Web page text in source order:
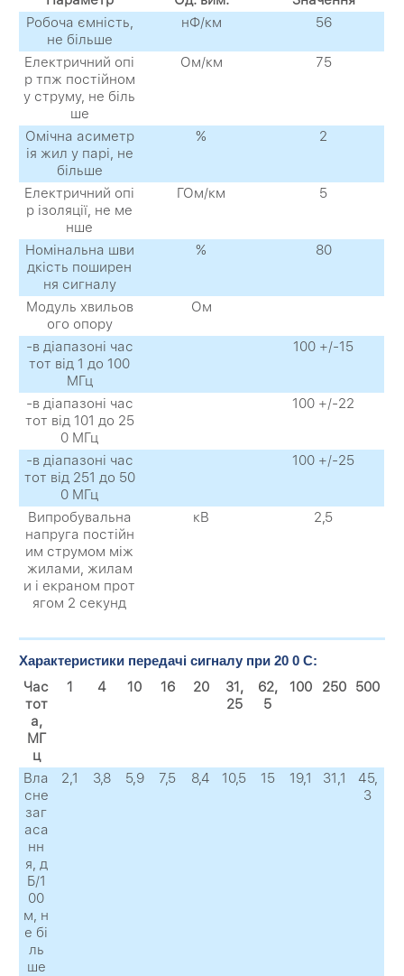
Робоча ємність,
не більше
нФ/км 56
Електричний опі
р тпж постійном
у струму, не біль
ше
Ом/км 75
Омічна асиметр
ія жил у парі, не
більше
% 2
Електричний опі
р ізоляції, не ме
нше
ГОм/км 5
Номінальна шви
дкість поширен
ня сигналу
% 80
Модуль хвильов
ого опору
Ом
-в діапазоні час
тот від 1 до 100
МГц
100 +/-15
-в діапазоні час
тот від 101 до 25
0 МГц
100 +/-22
-в діапазоні час
тот від 251 до 50
0 МГц
100 +/-25
Випробувальна
напруга постійн
им струмом між
жилами, жилам
и і екраном прот
ягом 2 секунд
кВ 2,5
Характеристики передачі сигналу при 20 0 C:
Час
тот
а,
МГ
ц
1 4 10 16 20
31,
25
62,
5
100 250 500
Вла
сне
заг
аса
нн
я, д
Б/1
00
м, н
е бі
ль
ше
2,1 3,8 5,9 7,5 8,4 10,5 15 19,1 31,1
45,
3